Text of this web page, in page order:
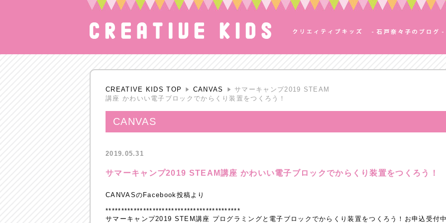
CREATIVE KIDS TOP CANVAS
サマーキャンプ2019 STEAM
講座 かわいい電子ブロックでからくり装置をつくろう！
CANVAS
2019.05.31
サマーキャンプ2019 STEAM講座 かわいい電子ブロックでからくり装置をつくろう！
CANVASのFacebook投稿より
*******************************************
サマーキャンプ2019 STEM講座 プログラミングと電子ブロックでからくり装置をつくろう！お申込受付